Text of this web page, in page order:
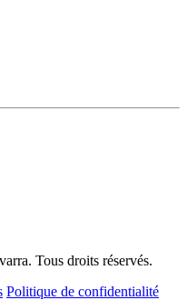
Tous droits réservés.
Politique de confidentialité